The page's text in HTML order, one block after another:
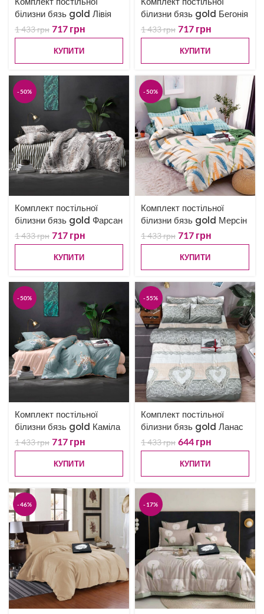
білизни бязь gold Лівія
1 433грн 717 грн
КУПИТИ
білизни бязь gold Бегонія
1 433грн 717 грн
КУПИТИ
-50%
Комплект постільної
білизни бязь gold Фарсан
1 433грн 717 грн
КУПИТИ
-50%
Комплект постільної
білизни бязь gold Мерсін
1 433грн 717 грн
КУПИТИ
-50%
Комплект постільної
білизни бязь gold Каміла
1 433грн 717 грн
КУПИТИ
-55%
Комплект постільної
білизни бязь gold Ланас
1 433грн 644 грн
КУПИТИ
-46% -17%